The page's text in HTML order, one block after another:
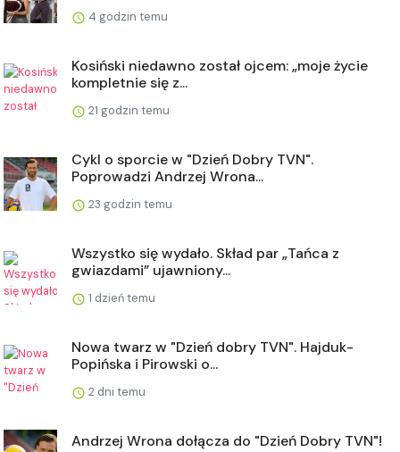
4 godzin temu
Kosiński niedawno został ojcem: „moje życie
kompletnie się z...
21 godzin temu
Cykl o sporcie w "Dzień Dobry TVN".
Poprowadzi Andrzej Wrona...
23 godzin temu
Wszystko się wydało. Skład par „Tańca z
gwiazdami” ujawniony...
1 dzień temu
Nowa twarz w "Dzień dobry TVN". Hajduk-
Popińska i Pirowski o...
2 dni temu
Andrzej Wrona dołącza do "Dzień Dobry TVN"!